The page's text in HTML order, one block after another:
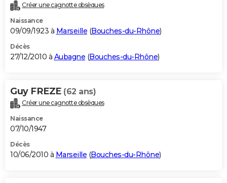
Créer une cagnotte obsèques
Naissance
09/09/1923 à Marseille (Bouches-du-Rhône)
Décès
27/12/2010 à Aubagne (Bouches-du-Rhône)
Guy FREZE (62 ans)
Créer une cagnotte obsèques
Naissance
07/10/1947
Décès
10/06/2010 à Marseille (Bouches-du-Rhône)